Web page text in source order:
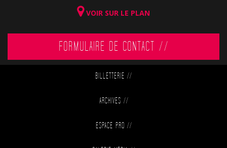
VOIR SUR LE PLAN
FORMULAIRE DE CONTACT //
BILLETTERIE //
ARCHIVES //
ESPACE PRO //